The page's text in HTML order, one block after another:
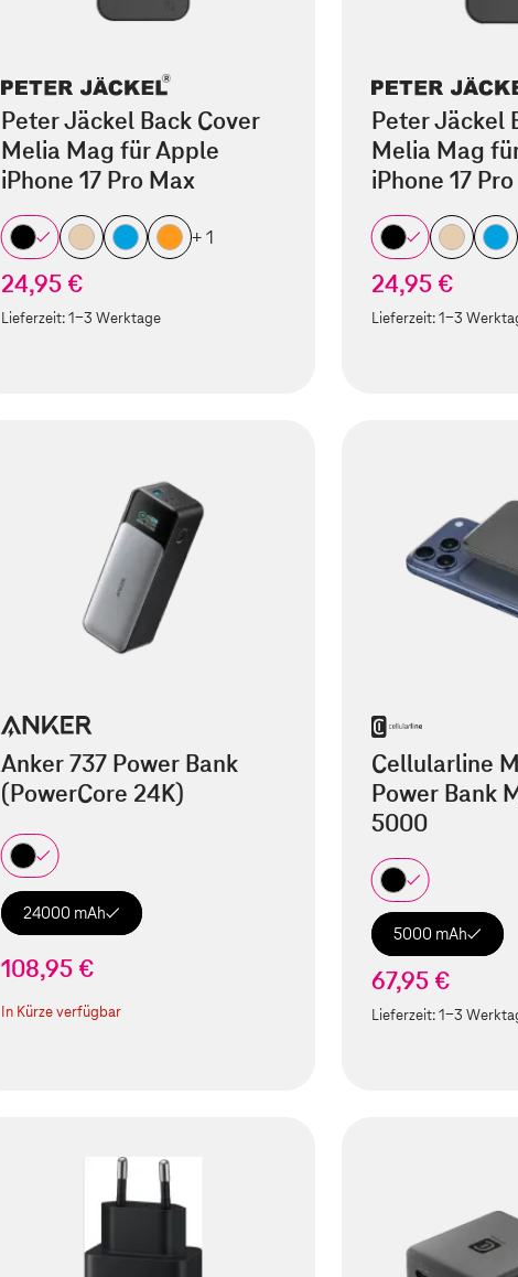
Peter Jäckel Back Cover
Melia Mag für Apple
iPhone 17 Pro Max
+ 1
24,95 €
Lieferzeit:1-3 Werktage
Peter Jäckel
Melia Mag
iPhone 17 Pro
24,95 €
Lieferzeit:1-3
Anker 737 Power Bank
(PowerCore 24K)
24000 mAh
108,95 €
In Kürze verfügbar
Cellularline
Power Bank
5000
5000 mAh
67,95 €
Lieferzeit:1-3